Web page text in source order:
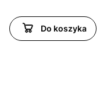
Do koszyka